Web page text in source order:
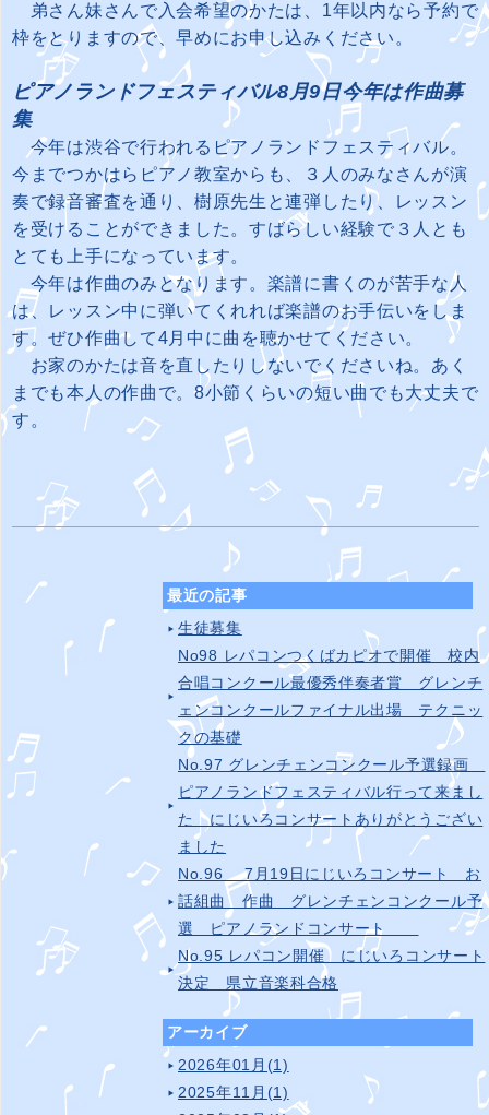
弟さん妹さんで入会希望のかたは、1年以内なら予約で
枠をとりますので、早めにお申し込みください。
ピアノランドフェスティバル8月9日今年は作曲募
集
今年は渋谷で行われるピアノランドフェスティバル。
今までつかはらピアノ教室からも、３人のみなさんが演
奏で録音審査を通り、樹原先生と連弾したり、レッスン
を受けることができました。すばらしい経験で３人とも
とても上手になっています。
今年は作曲のみとなります。楽譜に書くのが苦手な人
は、レッスン中に弾いてくれれば楽譜のお手伝いをしま
す。ぜひ作曲して4月中に曲を聴かせてください。
お家のかたは音を直したりしないでくださいね。あく
までも本人の作曲で。8小節くらいの短い曲でも大丈夫で
す。
最近の記事
生徒募集
No98 レパコンつくばカピオで開催 校内
合唱コンクール最優秀伴奏者賞 グレンチ
ェンコンクールファイナル出場 テクニッ
クの基礎
No.97 グレンチェンコンクール予選録画
ピアノランドフェスティバル行って来まし
た にじいろコンサートありがとうござい
ました
No.96 7月19日にじいろコンサート お
話組曲 作曲 グレンチェンコンクール予
選 ピアノランドコンサート
No.95 レパコン開催 にじいろコンサート
決定 県立音楽科合格
アーカイブ
2026年01月(1)
2025年11月(1)